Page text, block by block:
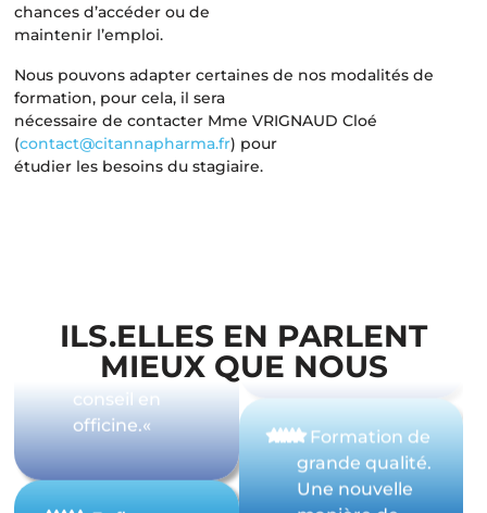
chances d’accéder ou de
maintenir l’emploi.
Nous pouvons adapter certaines de nos modalités de
formation, pour cela, il sera
nécessaire de contacter Mme VRIGNAUD Cloé
(contact@citannapharma.fr) pour
étudier les besoins du stagiaire.
ILS.ELLES EN PARLENT
MIEUX QUE NOUS
« Formation
concrète, j’ai pu
tout de suite
l’appliquer en
Une nouvelle
manière de
conseil en
des années.«
grande qualité.
Une nouvelle
manière de